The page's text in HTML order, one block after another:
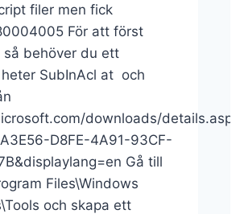
filer men fick
För att först
behöver du ett
SubInAcl at och
downloads/details.aspx?
D8FE-4A91-93CF-
Gå till
Files\Windows
och skapa ett